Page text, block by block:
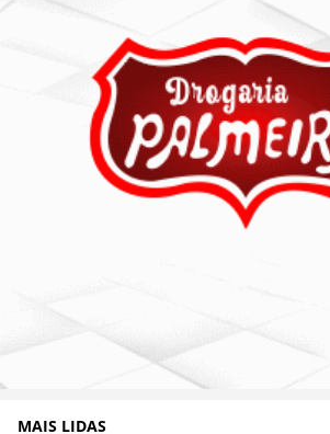
MAIS LIDAS